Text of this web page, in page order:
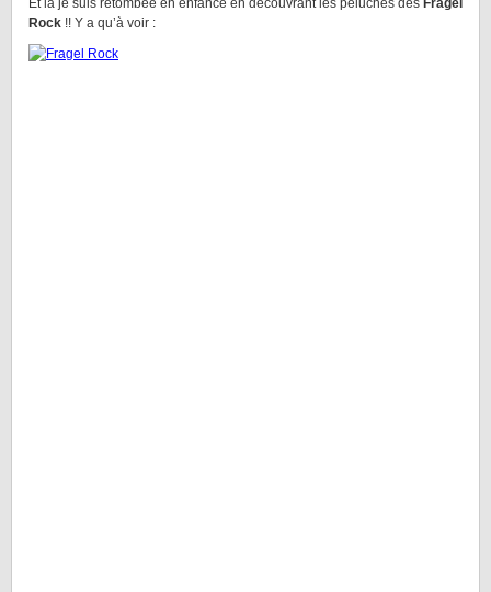
Et là je suis retombée en enfance en découvrant les peluches des Fragel
Rock !! Y a qu’à voir :